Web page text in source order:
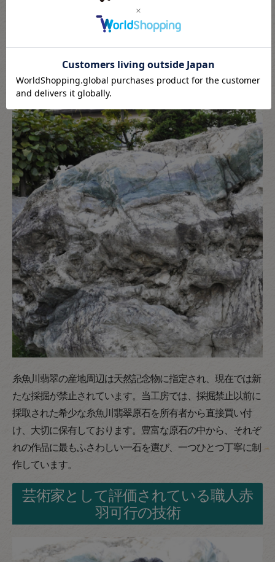
こたきの翡翠が選ばれる理由
日本で最大クラスの貴重な原石を保有
糸魚川翡翠の産地周辺は天然記念物に指定され、現在では新
たな採掘が禁止されています。当工房では、採掘禁止以前に
採取された希少な糸魚川翡翠原石を所有者から直接買い付
け、大切に保有しております。豊富な原石の中から、それぞ
れの作品に最もふさわしい一石を選び、一つひとつ丁寧に制
作しています。
芸術家として評価されている職人赤
羽可行の技術